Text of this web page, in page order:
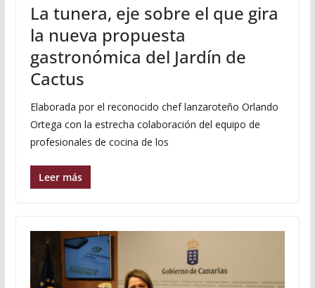
La tunera, eje sobre el que gira
la nueva propuesta
gastronómica del Jardín de
Cactus
Elaborada por el reconocido chef lanzaroteño Orlando
Ortega con la estrecha colaboración del equipo de
profesionales de cocina de los
Leer más